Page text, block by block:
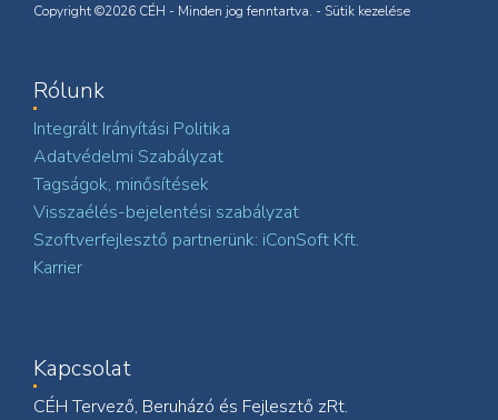
Copyright ©2026 CÉH - Minden jog fenntartva. - Sütik kezelése
Rólunk
Integrált Irányítási Politika
Adatvédelmi Szabályzat
Tagságok, minősítések
Visszaélés-bejelentési szabályzat
Szoftverfejlesztő partnerünk: iConSoft Kft.
Karrier
Kapcsolat
CÉH Tervező, Beruházó és Fejlesztő zRt.